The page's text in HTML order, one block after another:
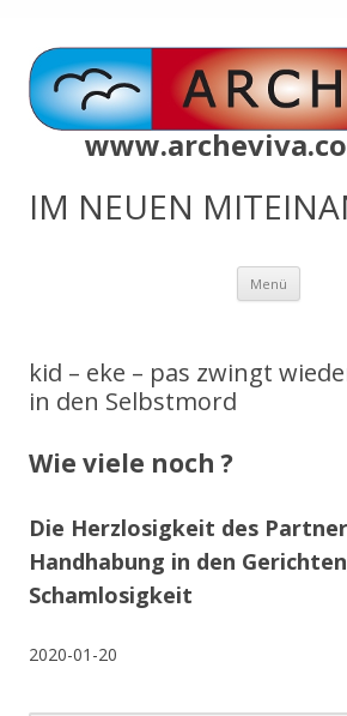
IM NEUEN
Menü Zum
kid – eke – pas zwingt
in den Selbstmord
Wie viele noch ?
Die Herzlosigkeit des
Handhabung in den
Schamlosigkeit
2020-01-20